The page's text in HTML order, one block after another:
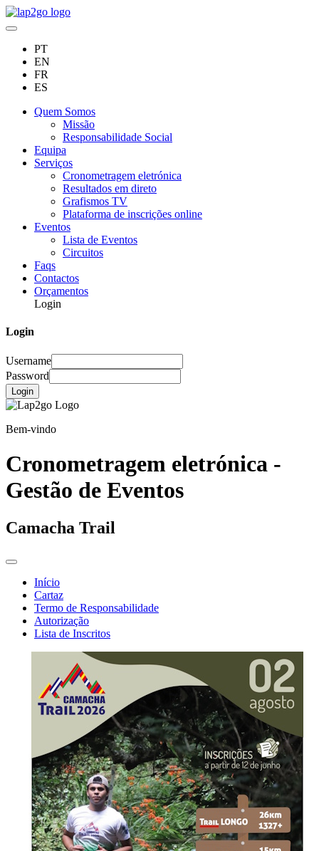
PT
EN
FR
ES
Quem Somos
Missão
Responsabilidade Social
Equipa
Serviços
Cronometragem eletrónica
Resultados em direto
Grafismos TV
Plataforma de inscrições online
Eventos
Lista de Eventos
Circuitos
Faqs
Contactos
Orçamentos
Login
Login
Username
Password
Login
Bem-vindo
Cronometragem eletrónica -
Gestão de Eventos
Camacha Trail
Início
Cartaz
Termo de Responsabilidade
Autorização
Lista de Inscritos